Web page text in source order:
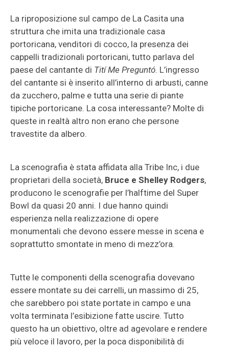
La riproposizione sul campo de La Casita una
struttura che imita una tradizionale casa
portoricana, venditori di cocco, la presenza dei
cappelli tradizionali portoricani, tutto parlava del
paese del cantante di Tití Me Preguntó. L’ingresso
del cantante si è inserito all’interno di arbusti, canne
da zucchero, palme e tutta una serie di piante
tipiche portoricane. La cosa interessante? Molte di
queste in realtà altro non erano che persone
travestite da albero.
La scenografia è stata affidata alla Tribe Inc, i due
proprietari della società, Bruce e Shelley Rodgers,
producono le scenografie per l’halftime del Super
Bowl da quasi 20 anni. I due hanno quindi
esperienza nella realizzazione di opere
monumentali che devono essere messe in scena e
soprattutto smontate in meno di mezz’ora.
Tutte le componenti della scenografia dovevano
essere montate su dei carrelli, un massimo di 25,
che sarebbero poi state portate in campo e una
volta terminata l’esibizione fatte uscire. Tutto
questo ha un obiettivo, oltre ad agevolare e rendere
più veloce il lavoro, per la poca disponibilità di